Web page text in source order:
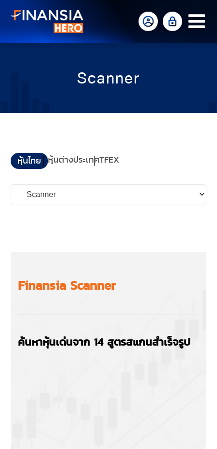
Scanner
หุ้นไทย หุ้นต่างประเทศTFEX
Finansia Scanner
ค้นหาหุ้นเด่นจาก 14 สูตรสแกนสำเร็จรูป